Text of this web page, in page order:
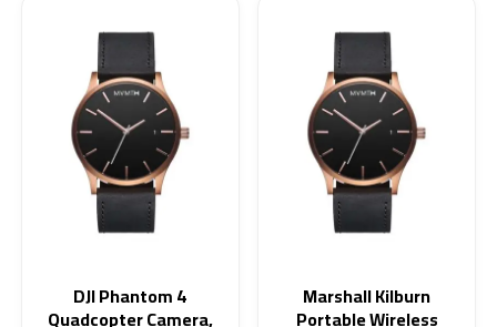
DJI Phantom 4
Quadcopter Camera,
Marshall Kilburn
Portable Wireless
الأشكال
المختلفة
صفحة